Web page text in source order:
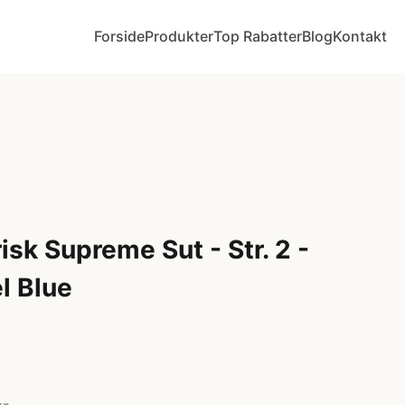
ForsideProdukterTop RabatterBlogKontakt
Supreme Sut - Str. 2 -
Blue